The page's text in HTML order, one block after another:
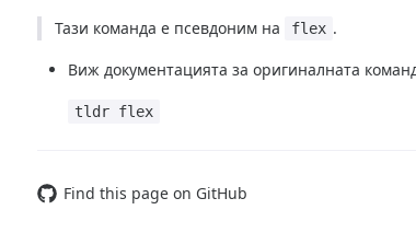
Тази команда е псевдоним на flex .
Виж документацията за оригиналната
tldr flex
Find this page on GitHub